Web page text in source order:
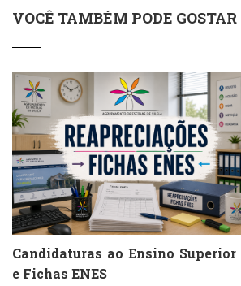
VOCÊ TAMBÉM PODE GOSTAR
Candidaturas ao Ensino Superior
e Fichas ENES